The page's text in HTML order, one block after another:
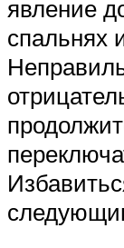
явление
спальнях